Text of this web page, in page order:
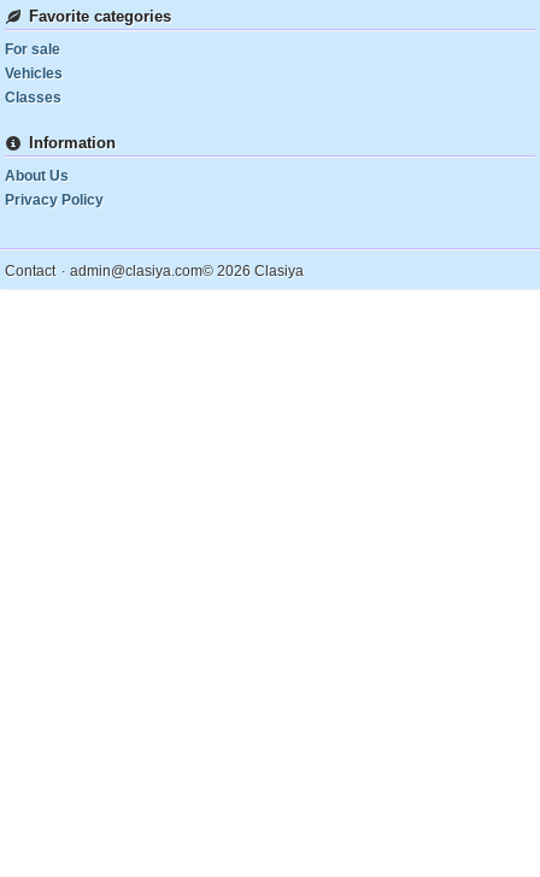
Favorite categories
For sale
Vehicles
Classes
Information
About Us
Privacy Policy
Contact . admin@clasiya.com© 2026 Clasiya